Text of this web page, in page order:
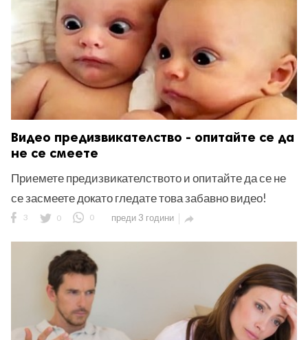
Видео предизвикателство - опитайте се да
не се смеете
Приемете предизвикателството и опитайте да се не
се засмеете докато гледате това забавно видео!
3 0 0 преди 3 години 